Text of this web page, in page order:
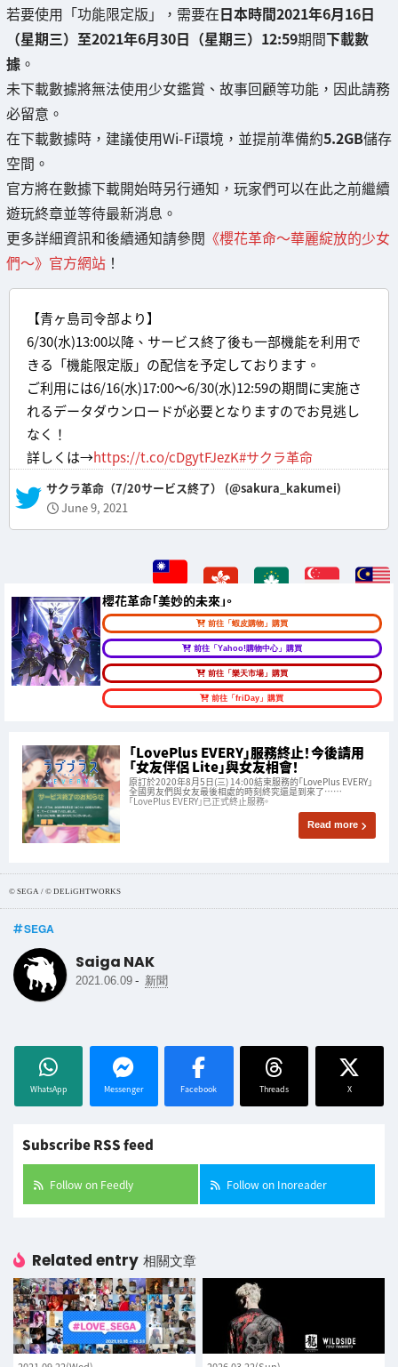
若要使用「功能限定版」，需要在日本時間2021年6月16日
（星期三）至2021年6月30日（星期三）12:59期間下載數
據 。
未下載數據將無法使用少女鑑賞、故事回顧等功能，因此請務
必留意。
在下載數據時，建議使用Wi-Fi環境，並提前準備約5.2GB儲存
空間。
官方將在數據下載開始時另行通知，玩家們可以在此之前繼續
遊玩終章並等待最新消息。
更多詳細資訊和後續通知請參閱 《櫻花革命～華麗綻放的少女
們～》官方網站 ！
【青ヶ島司令部より】
6/30(水)13:00以降、サービス終了後も一部機能を利用で
きる「機能限定版」の配信を予定しております。
ご利用には6/16(水)17:00～6/30(水)12:59の期間に実施さ
れるデータダウンロードが必要となりますのでお見逃し
なく！
詳しくは→https://t.co/cDgytFJezK#サクラ革命
— サクラ革命（7/20サービス終了） (@sakura_kakumei)
June 9, 2021
櫻花革命「美妙的未來」。
前往「蝦皮購物」購買
前往「Yahoo!購物中心」購買
前往「樂天市場」購買
前往「friDay」購買
「LovePlus EVERY」服務終止！今後請用
「女友伴侶 Lite」與女友相會！
原訂於2020年8月5日(三) 14:00結束服務的「LovePlus EVERY」
全國男友們與女友最後相處的時刻終究還是到來了⋯⋯
「LovePlus EVERY」已正式終止服務。
Read more
© SEGA / © DELiGHTWORKS
SEGA
Saiga NAK
2021.06.09 - 新聞
WhatsApp Messenger Facebook Threads X
Subscribe RSS feed
Follow on Feedly Follow on Inoreader
Related entry 相關文章